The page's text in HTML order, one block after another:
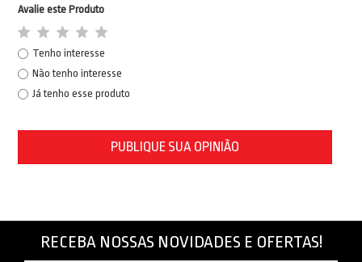
Avalie este Produto
Tenho interesse
Não tenho interesse
Já tenho esse produto
PUBLIQUE SUA OPINIÃO
RECEBA NOSSAS NOVIDADES E OFERTAS!